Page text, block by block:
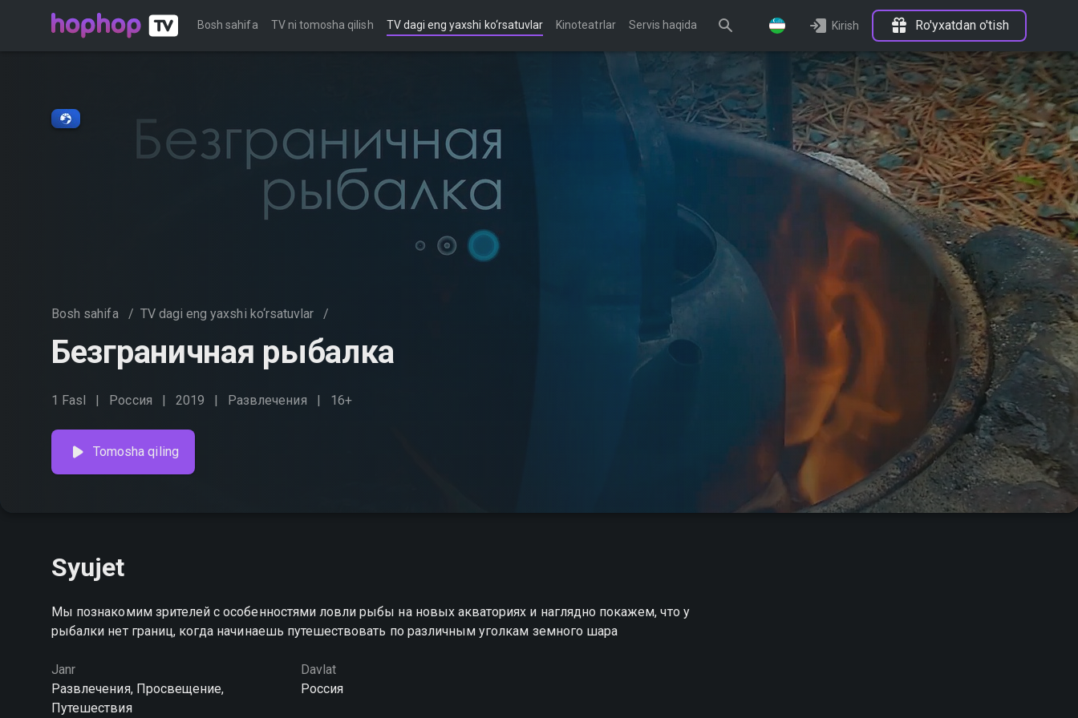
Bosh sahifa TV ni tomosha qilish TV dagi eng yaxshi ko‘rsatuvlar Kinoteatrlar Servis haqida Kirish Ro'yxatdan o'tish
Bosh sahifa / TV dagi eng yaxshi ko‘rsatuvlar /
Безгрaничнaя pыбалка
1 Fasl Россия 2019 Развлечения 16+
Tomosha qiling
Syujet
Мы познакомим зрителей с особенностями ловли рыбы на новых акваториях и наглядно покажем, что у
рыбалки нет границ, когда начинаешь путешествовать по различным уголкам земного шара
Janr
Развлечения, Просвещение,
Путешествия
Davlat
Россия